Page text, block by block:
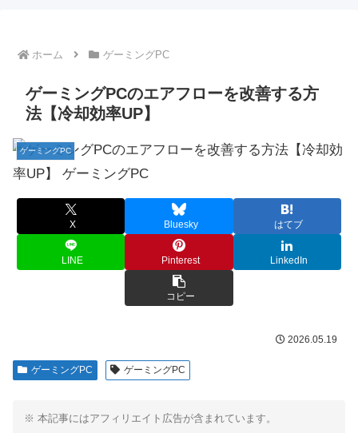
ホーム ゲーミングPC
ゲーミングPCのエアフローを改善する方
法【冷却効率UP】
ゲーミングPC
X Bluesky はてブ
LINE Pinterest LinkedIn
コピー
2026.05.19
ゲーミングPC ゲーミングPC
※ 本記事にはアフィリエイト広告が含まれています。